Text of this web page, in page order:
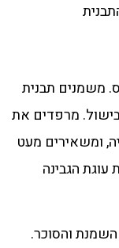
מעלות צלזיוס. משמנים תבנית
בישול. מרפדים את
ומשאירים מעט
עוגת הגבינה
והסוכר.